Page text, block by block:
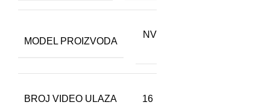
MODEL PROIZVODA
NVR302-
BROJ VIDEO ULAZA 16